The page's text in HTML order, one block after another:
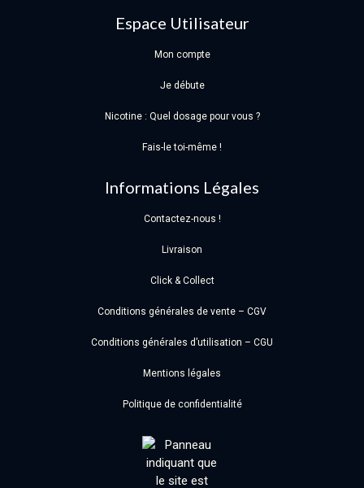
Espace Utilisateur
Mon compte
Je débute
Nicotine : Quel dosage pour vous ?
Fais-le toi-même !
Informations Légales
Contactez-nous !
Livraison
Click & Collect
Conditions générales de vente – CGV
Conditions générales d’utilisation – CGU
Mentions légales
Politique de confidentialité